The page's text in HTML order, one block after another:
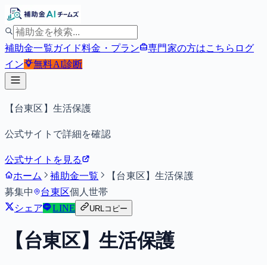
補助金一覧ガイド料金・プラン 専門家の方はこちら ログ
イン
無料AI診断
【台東区】生活保護
公式サイトで詳細を確認
公式サイトを見る
ホーム
補助金一覧
【台東区】生活保護
募集中
台東区個人世帯
シェア
LINE URLコピー
【台東区】生活保護